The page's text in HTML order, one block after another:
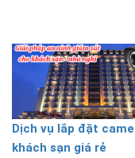
Dịch vụ lắp đặt
khách sạn giá rẻ